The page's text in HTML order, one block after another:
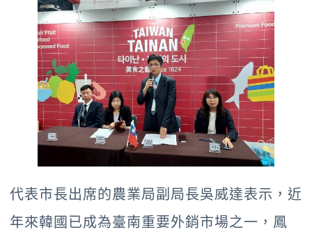
代表市長出席的農業局副局長吳威達表示，近
年來韓國已成為臺南重要外銷市場之一，鳳